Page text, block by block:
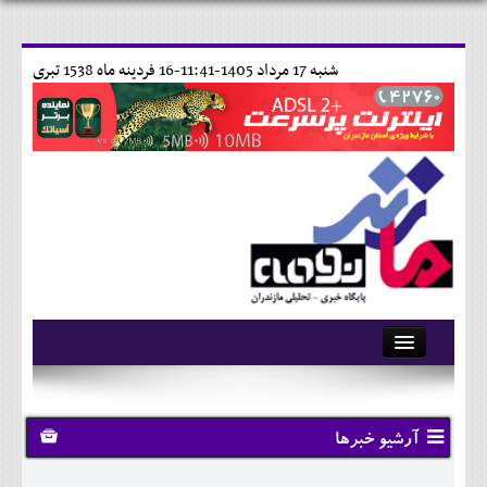
16 فردينه ماه 1538 تبری شنبه 17 مرداد 1405-11:41-
آرشیو
تماس با ما
وبلاگ
آرشیو خبرها